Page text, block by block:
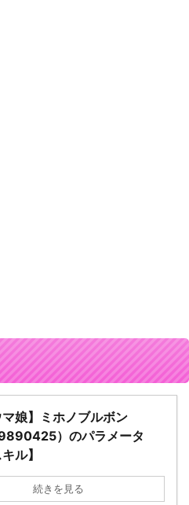
マ娘】ミホノブルボン
）のパラメータ
ル】
続きを見る